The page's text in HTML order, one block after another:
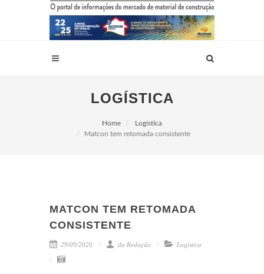
LOGÍSTICA
Home
Logística
Matcon tem retomada consistente
MATCON TEM RETOMADA
CONSISTENTE
29/09/2020 da Redação Logística